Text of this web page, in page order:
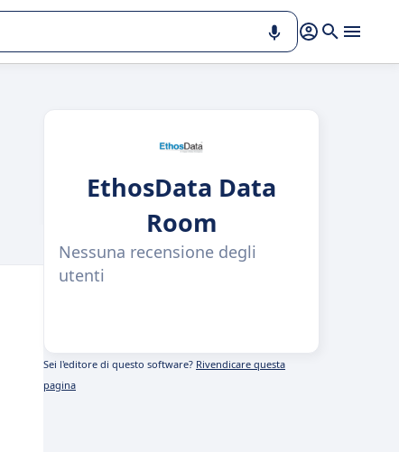
EthosData Data
Room
Nessuna recensione degli
utenti
Sei l'editore di questo software? Rivendicare questa
pagina